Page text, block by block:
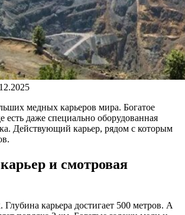
медных карьеров мира. Богатое
есть даже специально оборудованная
Действующий карьер, рядом с которым
и смотровая
карьера достигает 500 метров. А